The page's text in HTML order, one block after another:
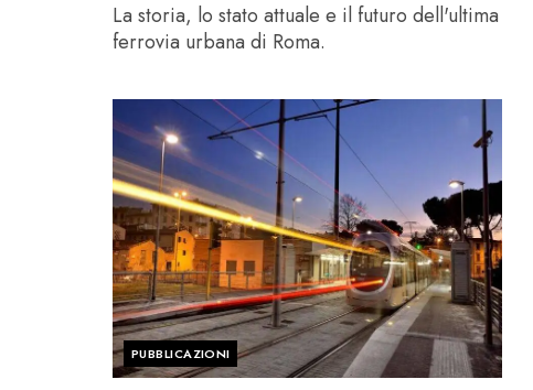
La storia, lo stato attuale e il futuro dell'ultima
ferrovia urbana di Roma.
PUBBLICAZIONI